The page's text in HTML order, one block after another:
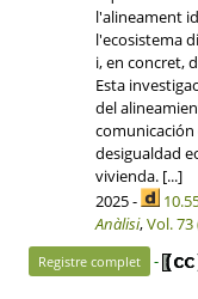
l'alineament
l'ecosistema
i, en concret,
Esta
del
comunicación
desigualdad
vivienda. [...]
2025 -
Anàlisi,Vol. 73
Registre complet -